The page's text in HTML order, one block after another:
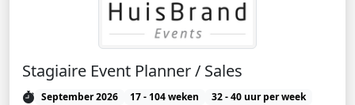
Stagiaire Event Planner / Sales
September 2026 17 - 104 weken
32 - 40 uur per week